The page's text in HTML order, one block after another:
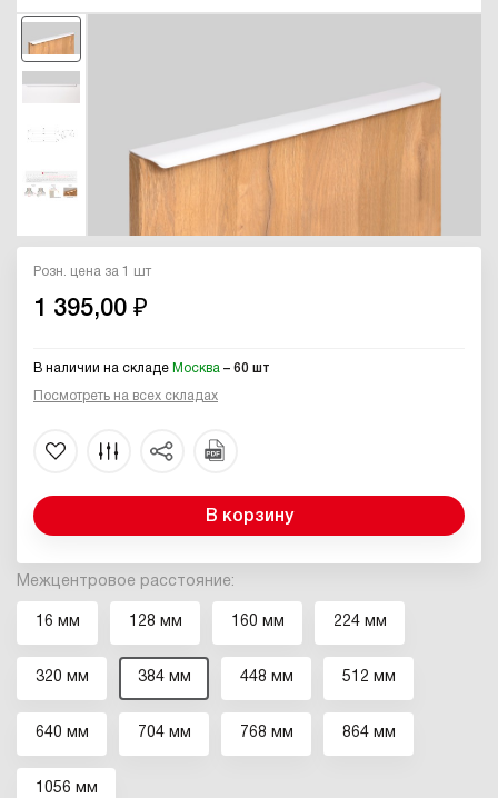
Межцентровое расстояние:
16 мм 128 мм 160 мм 224 мм
320 мм 384 мм 448 мм 512 мм
640 мм 704 мм 768 мм 864 мм
1056 мм
Розн. цена за 1 шт
1 395,00 ₽
В наличии на складе Москва – 60 шт
Посмотреть на всех складах
В корзину